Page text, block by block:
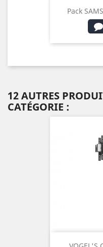
Pack
12 AUTRES
CATÉGORIE :